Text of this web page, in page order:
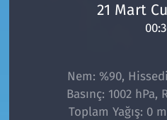
21 Mart
Nem: %90,
Basınç: 1002 hPa,
Toplam Yağış: 0
Saray